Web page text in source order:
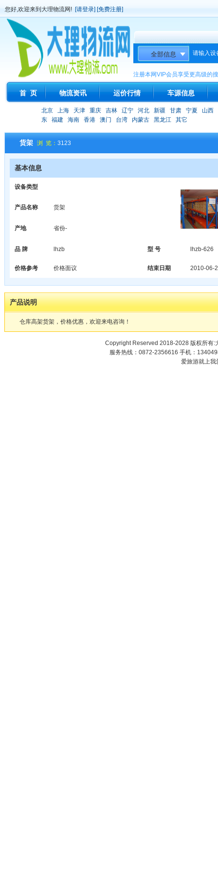
您好,欢迎来到大理物流网! [请登录] [免费注册]
请输入设
注册本网VIP会员享受更高级的
首 页 物流资讯 运价行情 车源信息
北京 上海 天津 重庆 吉林 辽宁 河北 新疆 甘肃 宁夏
山西
东
福建 海南 香港 澳门 台湾 内蒙古 黑龙江 其它
货架 浏 览： 3123
基本信息
设备类型
产品名称 货架
产地 省份-
品 牌 lhzb 型 号 lhzb-626
价格参考 价格面议 结束日期 2010-06-
产品说明
仓库高架货架，价格优惠，欢迎来电咨询！
Copyright Reserved 2018-2028 版权所有:
服务热线：0872-2356616 手机：
爱旅游就上我